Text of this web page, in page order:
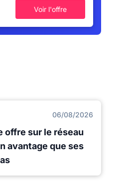
Voir l'offre
06/08/2026
offre sur le réseau
avantage que ses